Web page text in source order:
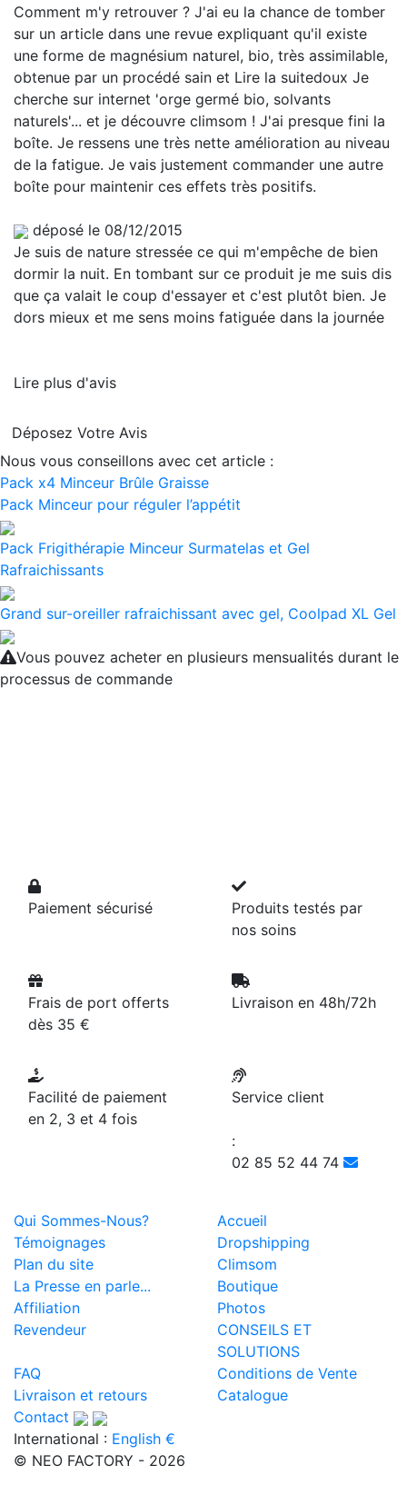
Comment m'y retrouver ? J'ai eu la chance de tomber
sur un article dans une revue expliquant qu'il existe
une forme de magnésium naturel, bio, très assimilable,
obtenue par un procédé sain et Lire la suitedoux Je
cherche sur internet 'orge germé bio, solvants
naturels'... et je découvre climsom ! J'ai presque fini la
boîte. Je ressens une très nette amélioration au niveau
de la fatigue. Je vais justement commander une autre
boîte pour maintenir ces effets très positifs.
déposé le 08/12/2015
Je suis de nature stressée ce qui m'empêche de bien
dormir la nuit. En tombant sur ce produit je me suis dis
que ça valait le coup d'essayer et c'est plutôt bien. Je
dors mieux et me sens moins fatiguée dans la journée
Lire plus d'avis
Déposez Votre Avis
Nous vous conseillons avec cet article :
Pack x4 Minceur Brûle Graisse
Pack Minceur pour réguler l’appétit
Pack Frigithérapie Minceur Surmatelas et Gel
Rafraichissants
Grand sur-oreiller rafraichissant avec gel, Coolpad XL Gel
Vous pouvez acheter en plusieurs mensualités durant le
processus de commande
Paiement sécurisé
Produits testés par
nos soins
Frais de port offerts
dès 35 €
Livraison en 48h/72h
Facilité de paiement
en 2, 3 et 4 fois
Service client
:
02 85 52 44 74
Qui Sommes-Nous?
Accueil
Témoignages
Dropshipping
Plan du site
Climsom
La Presse en parle...
Boutique
Affiliation
Photos
Revendeur
CONSEILS ET
SOLUTIONS
FAQ
Conditions de Vente
Livraison et retours
Catalogue
Contact
International : English €
© NEO FACTORY - 2026